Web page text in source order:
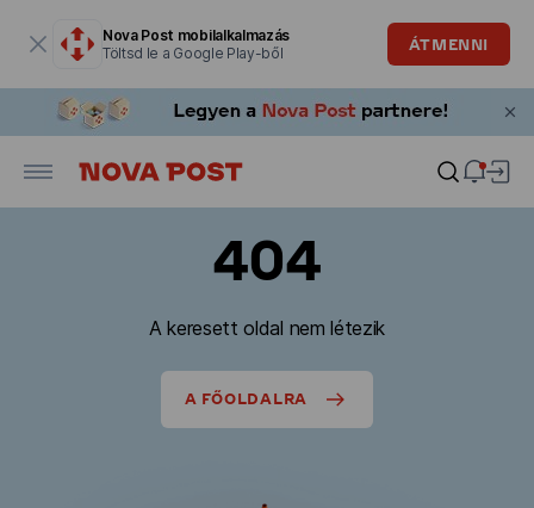
Nova Post mobilalkalmazás
Töltsd le a Google Play-ből
ÁTMENNI
404
A keresett oldal nem létezik
A FŐOLDALRA